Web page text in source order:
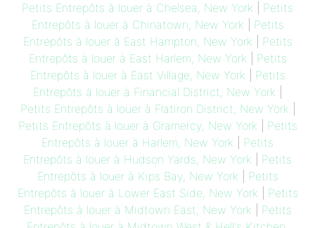
Petits Entrepôts à louer à Chelsea, New York
Petits
Entrepôts à louer à Chinatown, New York
Petits
Entrepôts à louer à East Hampton, New York
Petits
Entrepôts à louer à East Harlem, New York
Petits
Entrepôts à louer à East Village, New York
Petits
Entrepôts à louer à Financial District, New York
Petits Entrepôts à louer à Flatiron District, New York
Petits Entrepôts à louer à Gramercy, New York
Petits
Entrepôts à louer à Harlem, New York
Petits
Entrepôts à louer à Hudson Yards, New York
Petits
Entrepôts à louer à Kips Bay, New York
Petits
Entrepôts à louer à Lower East Side, New York
Petits
Entrepôts à louer à Midtown East, New York
Petits